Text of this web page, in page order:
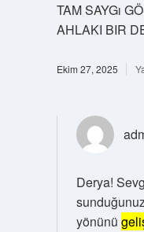
TAM SAYGı
AHLAKI BIR
Ekim 27, 2025
Derya!
yönünü